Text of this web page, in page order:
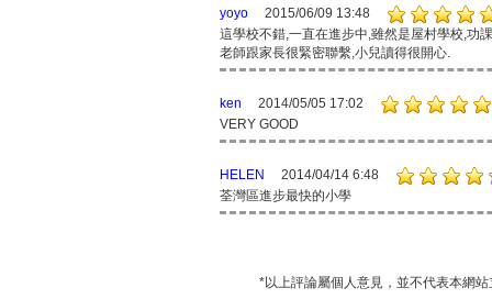
yoyo
2015/06/09 13:48
這學校不錯,一直在進步中,雖然是屋村學校,功
老師跟家長很緊密聯繫,小兒讀得很開心.
ken
2014/05/05 17:02
VERY GOOD
HELEN
2014/04/14 6:48
荃灣區進步最快的小學
*以上評論屬個人意見，並不代表本網